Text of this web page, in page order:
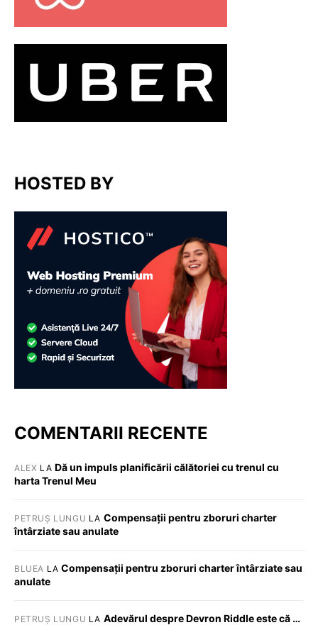
HOSTED BY
COMENTARII RECENTE
ALEX LA Dă un impuls planificării călătoriei cu trenul cu
harta Trenul Meu
PETRUȘ LUNGU LA Compensații pentru zboruri charter
întârziate sau anulate
BLUEA LACompensații pentru zboruri charter întârziate sau
anulate
PETRUȘ LUNGU LA Adevărul despre Devron Riddle este că …